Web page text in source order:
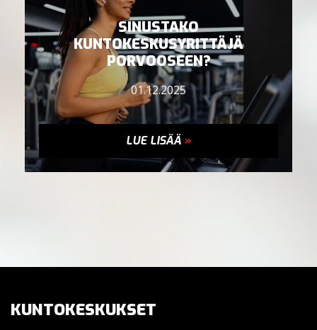
SINUSTAKO
KUNTOKESKUSYRITTÄJÄ
PORVOOSEEN?
01.12.2025
LUE LISÄÄ »
KUNTOKESKUKSET